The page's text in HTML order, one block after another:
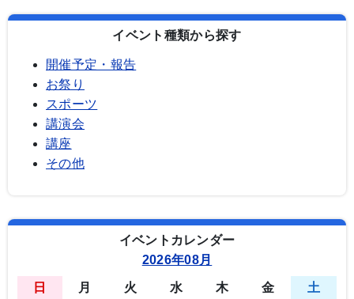
イベント種類から探す
開催予定・報告
お祭り
スポーツ
講演会
講座
その他
イベントカレンダー
2026年08月
日 月 火 水 木 金
土